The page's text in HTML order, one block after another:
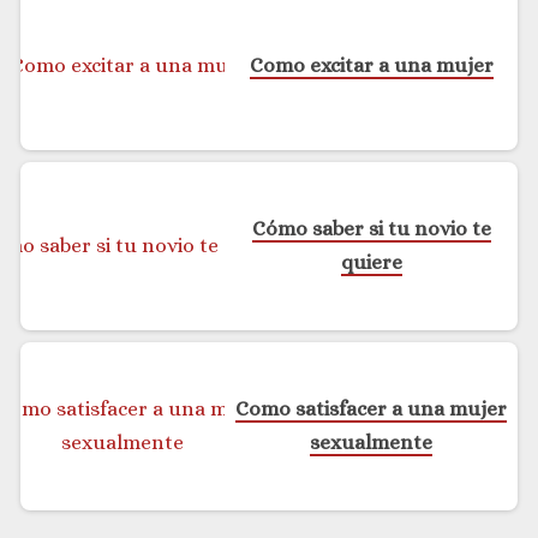
Como excitar a una mujer
Cómo saber si tu novio te
quiere
Como satisfacer a una mujer
sexualmente